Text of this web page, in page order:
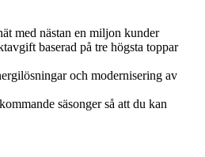
med nästan en miljon kunder
baserad på tre högsta toppar
och modernisering av
säsonger så att du kan